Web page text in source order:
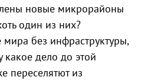
новые микрорайоны
один из них?
без инфраструктуры,
какое дело до этой
переселятют из